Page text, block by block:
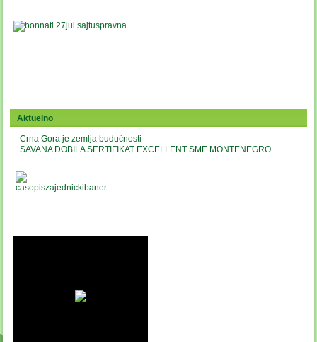
Aktuelno
Crna Gora je zemlja budućnosti
SAVANA DOBILA SERTIFIKAT EXCELLENT SME MONTENEGRO